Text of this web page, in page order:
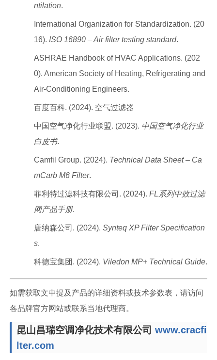
ntilation.
International Organization for Standardization. (20
16). ISO 16890 – Air filter testing standard.
ASHRAE Handbook of HVAC Applications. (202
0). American Society of Heating, Refrigerating and
Air-Conditioning Engineers.
百度百科. (2024). 空气过滤器
中国空气净化行业联盟. (2023). 中国空气净化行业
白皮书.
Camfil Group. (2024). Technical Data Sheet – Ca
mCarb M6 Filter.
菲利特过滤科技有限公司. (2024). FL系列中效过滤
网产品手册.
唐纳森公司. (2024). Synteq XP Filter Specification
s.
科德宝集团. (2024). Viledon MP+ Technical Guide.
如需获取文中提及产品的详细资料或技术参数表，请访问
各品牌官方网站或联系当地代理商。
昆山昌瑞空调净化技术有限公司 www.cracfi
lter.com